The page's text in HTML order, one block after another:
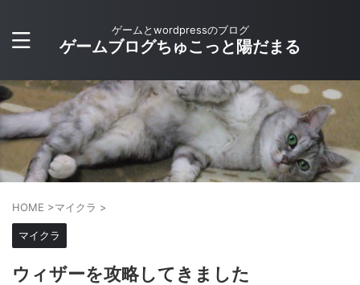
ゲームとwordpressのブログ
ゲームブログちゅこっと陽だまる
HOME >マイクラ >
マイクラ
ウィザーを攻略してきました